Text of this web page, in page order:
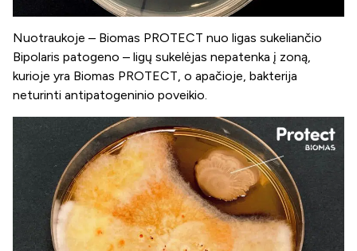
Nuotraukoje – Biomas PROTECT nuo ligas sukeliančio
Bipolaris patogeno – ligų sukelėjas nepatenka į zoną,
kurioje yra Biomas PROTECT, o apačioje, bakterija
neturinti antipatogeninio poveikio.